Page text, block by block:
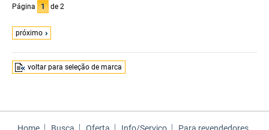
Página 1 de 2
próximo
voltar para seleção de marca